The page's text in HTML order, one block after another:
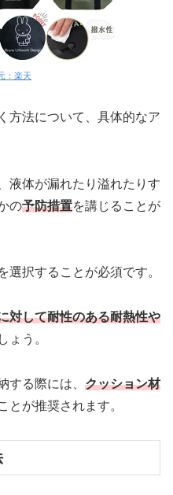
：楽天
方法について、具体的なア
液体が漏れたり溢れたりす
の予防措置を講じることが
選択することが必須です。
対して耐性のある耐熱性や
ょう。
する際には、 クッション材
とが推奨されます。